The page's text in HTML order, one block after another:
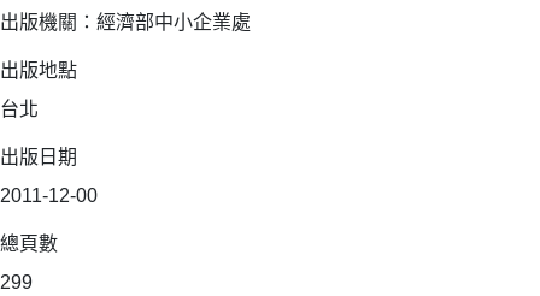
出版機關：經濟部中小企業處
出版地點
台北
出版日期
2011-12-00
總頁數
299